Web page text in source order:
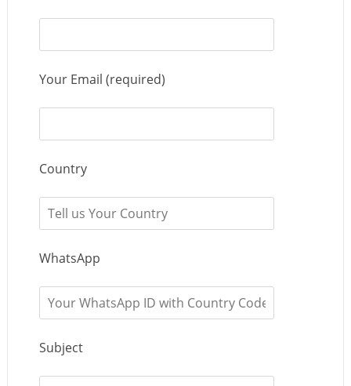
Your Email (required)
Country
WhatsApp
Subject